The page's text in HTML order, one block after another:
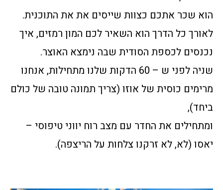
הוא שכר אתכם כצוות שייסים את את התוכנית.
לאורך כל הדרך הוא השאיר לכם המון רמזים, איך
נכנסים לכספת הסודית שבה נימצא האוצר.
שניה לפני ש – 60 הדקות שלנו מתחילות, אנחנו
מרימים כוסית של אוזו (צריך תמונה טובה של כולם
ביחד),
ומתחילים את החדר עם מצב רוח יווני טיפוסי –
יאסו (לא, לא זרקנו צלחות על הריצפה).